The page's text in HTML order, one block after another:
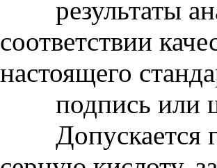
результаты
соответствии
настоящего
подпись или
Допускается